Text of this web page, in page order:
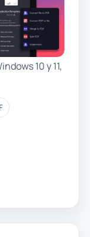
10 y 11,